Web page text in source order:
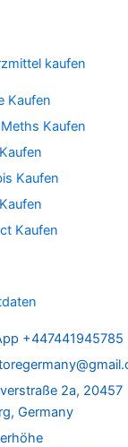
kaufen
Kaufen
Kaufen
Kaufen
Kaufen
+447441945785
2a, 20457
Germany